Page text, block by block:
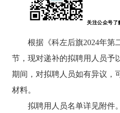
关注公众号了
根据《科左后旗2024年第
节，现对递补的拟聘用人员予
期间，对拟聘人员如有异议，
材料。
拟聘用人员名单详见附件